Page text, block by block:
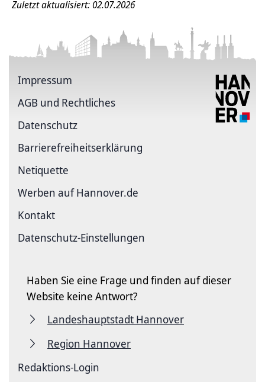
Zuletzt aktualisiert: 02.07.2026
Impressum
AGB und Rechtliches
Datenschutz
Barriere­freiheits­erklärung
Netiquette
Werben auf Hannover.de
Kontakt
Datenschutz-Einstellungen
Haben Sie eine Frage und finden auf dieser
Website keine Antwort?
Landeshauptstadt Hannover
Region Hannover
Redaktions-Login